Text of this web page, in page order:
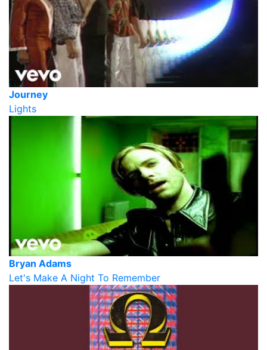
Journey
Lights
Bryan Adams
Let's Make A Night To Remember